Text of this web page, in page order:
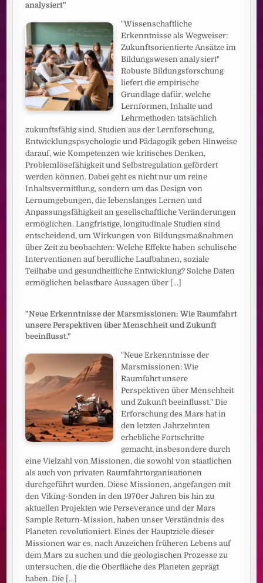
analysiert"
"Wissenschaftliche
Erkenntnisse als Wegweiser:
Zukunftsorientierte Ansätze im
Bildungswesen analysiert"
Robuste Bildungsforschung
liefert die empirische
Grundlage dafür, welche
Lernformen, Inhalte und
Lehrmethoden tatsächlich
zukunftsfähig sind. Studien aus der Lernforschung,
Entwicklungspsychologie und Pädagogik geben Hinweise
darauf, wie Kompetenzen wie kritisches Denken,
Problemlösefähigkeit und Selbstregulation gefördert
werden können. Dabei geht es nicht nur um reine
Inhaltsvermittlung, sondern um das Design von
Lernumgebungen, die lebenslanges Lernen und
Anpassungsfähigkeit an gesellschaftliche Veränderungen
ermöglichen. Langfristige, longitudinale Studien sind
entscheidend, um Wirkungen von Bildungsmaßnahmen
über Zeit zu beobachten: Welche Effekte haben schulische
Interventionen auf berufliche Laufbahnen, soziale
Teilhabe und gesundheitliche Entwicklung? Solche Daten
ermöglichen belastbare Aussagen über [...]
"Neue Erkenntnisse der Marsmissionen: Wie Raumfahrt
unsere Perspektiven über Menschheit und Zukunft
beeinflusst."
"Neue Erkenntnisse der
Marsmissionen: Wie
Raumfahrt unsere
Perspektiven über Menschheit
und Zukunft beeinflusst." Die
Erforschung des Mars hat in
den letzten Jahrzehnten
erhebliche Fortschritte
gemacht, insbesondere durch
eine Vielzahl von Missionen, die sowohl von staatlichen
als auch von privaten Raumfahrtorganisationen
durchgeführt wurden. Diese Missionen, angefangen mit
den Viking-Sonden in den 1970er Jahren bis hin zu
aktuellen Projekten wie Perseverance und der Mars
Sample Return-Mission, haben unser Verständnis des
Planeten revolutioniert. Eines der Hauptziele dieser
Missionen war es, nach Anzeichen früheren Lebens auf
dem Mars zu suchen und die geologischen Prozesse zu
untersuchen, die die Oberfläche des Planeten geprägt
haben. Die [...]